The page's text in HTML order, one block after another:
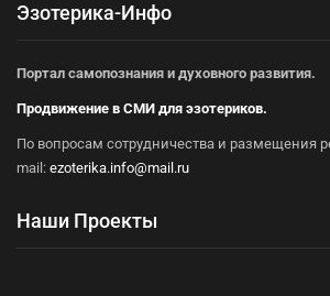
Эзотерика-Инфо
Портал самопознания и духовного развития.
Продвижение в СМИ для эзотериков.
По вопросам сотрудничества и размещения
mail: ezoterika.info@mail.ru
Наши Проекты